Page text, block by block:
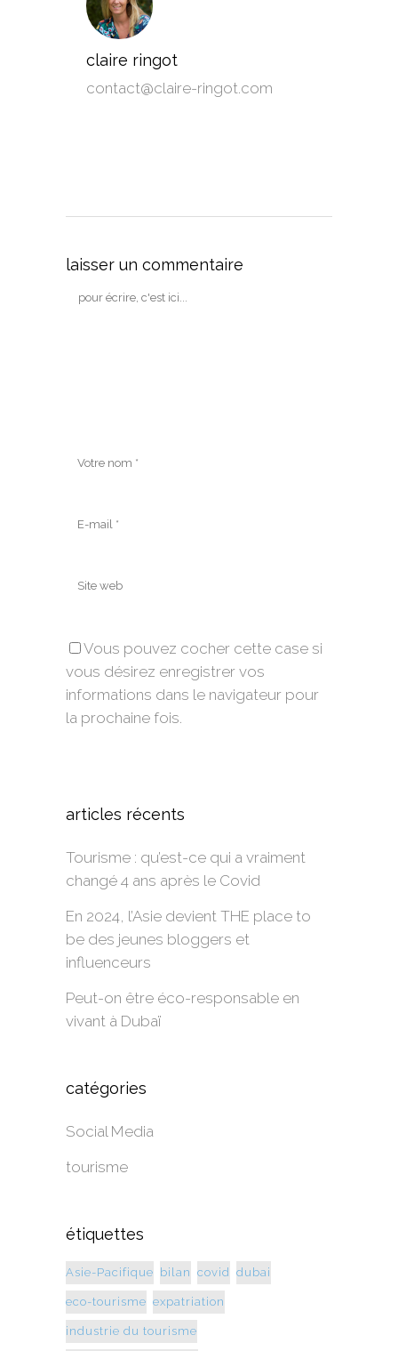
claire ringot
contact@claire-ringot.com
laisser un commentaire
Vous pouvez cocher cette case si
vous désirez enregistrer vos
informations dans le navigateur pour
la prochaine fois.
articles récents
Tourisme : qu’est-ce qui a vraiment
changé 4 ans après le Covid
En 2024, l’Asie devient THE place to
be des jeunes bloggers et
influenceurs
Peut-on être éco-responsable en
vivant à Dubaï
catégories
Social Media
tourisme
étiquettes
Asie-Pacifique bilan covid dubai
eco-tourisme expatriation
industrie du tourisme